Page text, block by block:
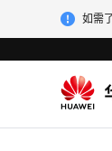
如需